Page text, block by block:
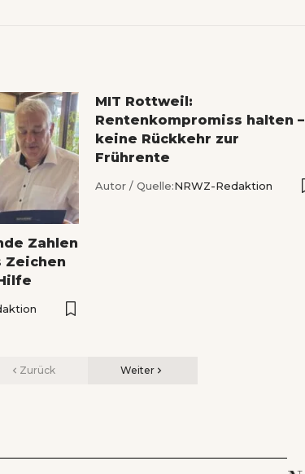
Zahlen
Zeichen
MIT Rottweil:
Rentenkompromiss halten –
keine Rückkehr zur
Frührente
Autor / Quelle:NRWZ-Redaktion
Zurück Weiter